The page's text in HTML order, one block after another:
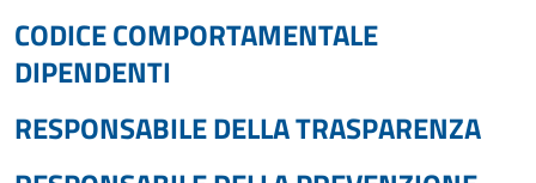
CODICE COMPORTAMENTALE
DIPENDENTI
RESPONSABILE DELLA TRASPARENZA